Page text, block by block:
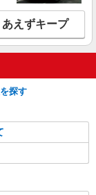
あえずキープ
探す